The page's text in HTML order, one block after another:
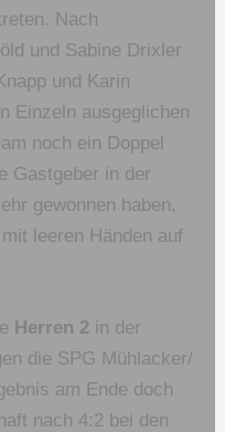
Nach
und Sabine Drixler
und Karin
Einzeln ausgeglichen
noch ein Doppel
Gastgeber in der
gewonnen haben,
leeren Händen auf
Herren 2 in der
die SPG Mühlacker/
am Ende doch
nach 4:2 bei den